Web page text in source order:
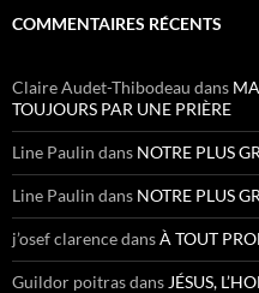
COMMENTAIRES RÉCENTS
Claire Audet-Thibodeau dans
TOUJOURS PAR UNE PRIÈRE
Line Paulin dans NOTRE PLUS
Line Paulin dans NOTRE PLUS
j’osef clarencedansÀ TOUT
Guildor poitrasdans JÉSUS,